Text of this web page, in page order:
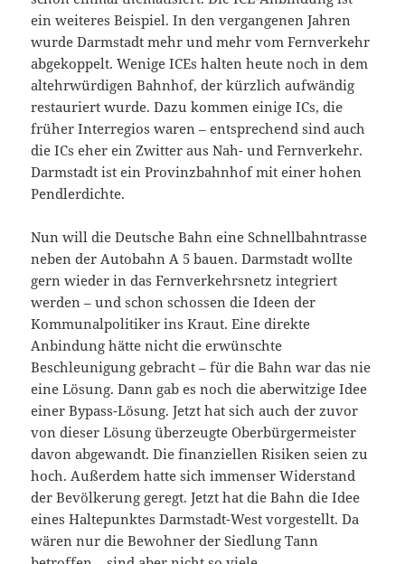
ein weiteres Beispiel. In den vergangenen Jahren
wurde Darmstadt mehr und mehr vom Fernverkehr
abgekoppelt. Wenige ICEs halten heute noch in dem
altehrwürdigen Bahnhof, der kürzlich aufwändig
restauriert wurde. Dazu kommen einige ICs, die
früher Interregios waren – entsprechend sind auch
die ICs eher ein Zwitter aus Nah- und Fernverkehr.
Darmstadt ist ein Provinzbahnhof mit einer hohen
Pendlerdichte.
Nun will die Deutsche Bahn eine Schnellbahntrasse
neben der Autobahn A 5 bauen. Darmstadt wollte
gern wieder in das Fernverkehrsnetz integriert
werden – und schon schossen die Ideen der
Kommunalpolitiker ins Kraut. Eine direkte
Anbindung hätte nicht die erwünschte
Beschleunigung gebracht – für die Bahn war das nie
eine Lösung. Dann gab es noch die aberwitzige Idee
einer Bypass-Lösung. Jetzt hat sich auch der zuvor
von dieser Lösung überzeugte Oberbürgermeister
davon abgewandt. Die finanziellen Risiken seien zu
hoch. Außerdem hatte sich immenser Widerstand
der Bevölkerung geregt. Jetzt hat die Bahn die Idee
eines Haltepunktes Darmstadt-West vorgestellt. Da
wären nur die Bewohner der Siedlung Tann